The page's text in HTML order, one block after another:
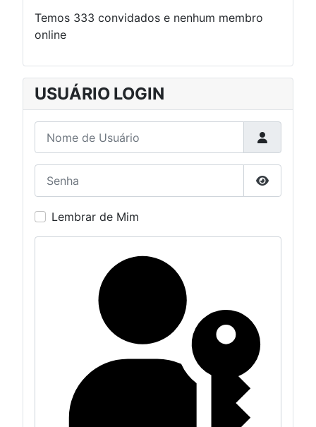
Temos 333 convidados e nenhum membro
online
USUÁRIO LOGIN
Nome de Usuário
Mostrar
Lembrar de Mim